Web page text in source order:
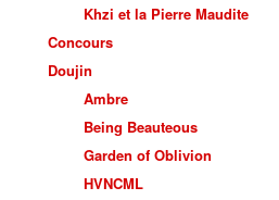
Khzi et la Pierre Maudite
Concours
Doujin
Ambre
Being Beauteous
Garden of Oblivion
HVNCML